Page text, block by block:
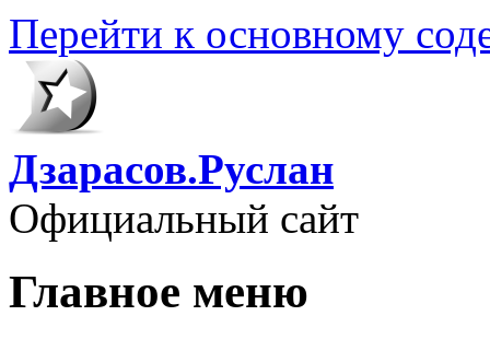
Перейти к основному
Дзарасов.Руслан
Официальный сайт
Главное меню